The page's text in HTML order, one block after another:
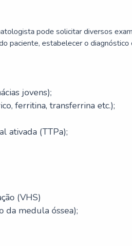
pode solicitar diversos
paciente, estabelecer o diagnóstico
jovens);
ferritina, transferrina etc.);
ativada (TTPa);
(VHS)
da medula óssea);